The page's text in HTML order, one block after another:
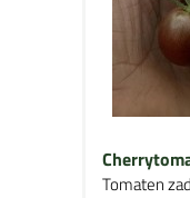
Tomaten